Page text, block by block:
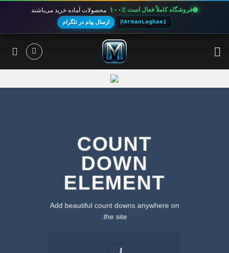
فروشگاه کاملاً فعال است ۱۰۰٪ محصولات آماده خرید می‌باشند
@ArmanLaghaei ارسال پیام در تلگرام
COUNT
DOWN
ELEMENT
Add beautiful count downs anywhere on
the site.